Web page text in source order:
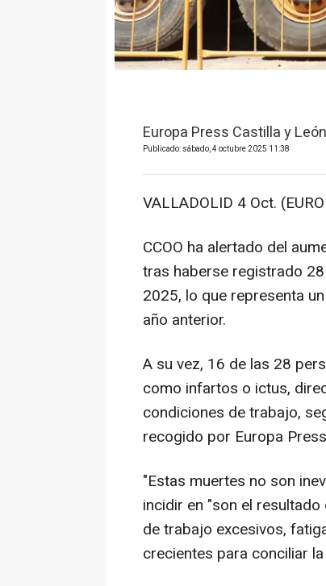
Europa Press Castilla y León
Publicado: sábado, 4 octubre 2025 11:38
VALLADOLID 4 Oct.
CCOO ha alertado del
tras haberse registrado
2025, lo que representa
año anterior.
A su vez, 16 de las 28
como infartos o ictus,
condiciones de trabajo,
recogido por Europa
"Estas muertes no son
incidir en "son el
de trabajo excesivos,
crecientes para conciliar